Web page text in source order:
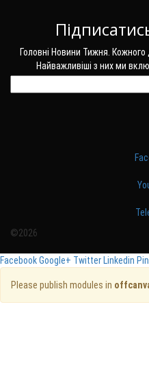
Головні Новини Тижня.
Найважливіші з них ми
©2026
FacebookGoogle+ Twitter Linkedin
Please publish modules in